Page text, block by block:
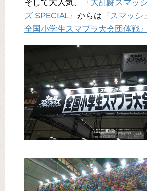
そして大人気、
『大乱闘スマッ
ズ SPECIAL』 からは 『スマッ
全国小学生スマブラ大会団体戦』